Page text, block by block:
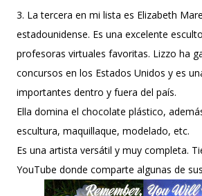
3. La tercera en mi lista es Elizabeth
estadounidense. Es una excelente
profesoras virtuales favoritas. Lizzo ha
concursos en los Estados Unidos y es
importantes dentro y fuera del país.
Ella domina el chocolate plástico,
escultura, maquillaque, modelado, etc.
Es una artista versátil y muy completa.
YouTube donde comparte algunas de